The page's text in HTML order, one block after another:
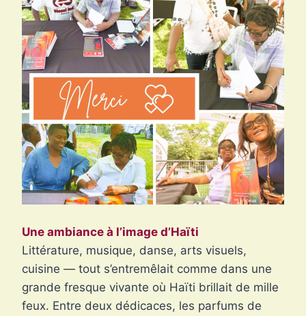
Une ambiance à l’image d’Haïti
Littérature, musique, danse, arts visuels,
cuisine — tout s’entremêlait comme dans une
grande fresque vivante où Haïti brillait de mille
feux. Entre deux dédicaces, les parfums de